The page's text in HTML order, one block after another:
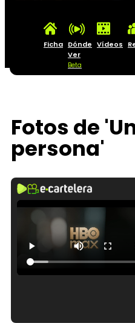
Ficha Dónde
Ver
Beta
Vídeos
Fotos de
persona'